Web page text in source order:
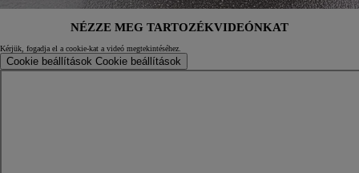
NÉZZE MEG TARTOZÉKVIDEÓNKAT
Kérjük, fogadja el a cookie-kat a videó megtekintéséhez.
Cookie beállítások Cookie beállítások